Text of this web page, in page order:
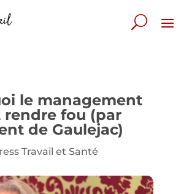
le management
rendre fou (par
de Gaulejac)
Travail et Santé